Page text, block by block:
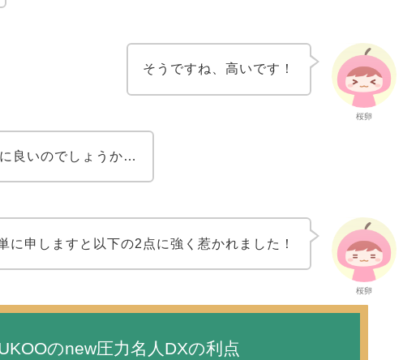
桜卵
そうですね、高いです！
良いのでしょうか…
桜卵
に申しますと以下の2点に強く惹かれました！
のnew圧力名人DXの利点